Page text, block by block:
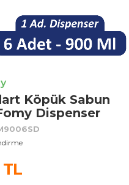
Köpük Sabun
Dispenser